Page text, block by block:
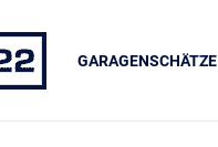
GARAGENSCHÄTZE